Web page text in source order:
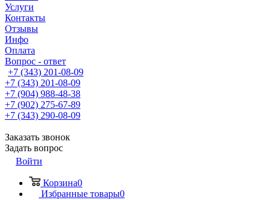
Услуги
Контакты
Отзывы
Инфо
Оплата
Вопрос - ответ
+7 (343) 201-08-09
+7 (343) 201-08-09
+7 (904) 988-48-38
+7 (902) 275-67-89
+7 (343) 290-08-09
Заказать звонок
Задать вопрос
Войти
Корзина0
Избранные товары0